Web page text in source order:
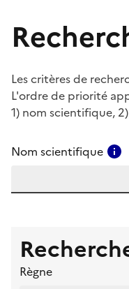
Les critères de
L'ordre de priorité
1) nom scientifique,
Nom scientifique
Règne